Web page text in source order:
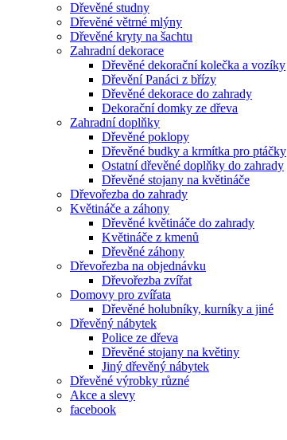
Dřevěné studny
Dřevěné větrné mlýny
Dřevěné kryty na šachtu
Zahradní dekorace
Dřevěné dekorační kolečka a vozíky
Dřevění Panáci z břízy
Dřevěné dekorace do zahrady
Dekorační domky ze dřeva
Zahradní doplňky
Dřevěné poklopy
Dřevěné budky a krmítka pro ptáčky
Ostatní dřevěné doplňky do zahrady
Dřevěné stojany na květináče
Dřevořezba do zahrady
Květináče a záhony
Dřevěné květináče do zahrady
Květináče z kmenů
Dřevěné záhony
Dřevořezba na objednávku
Dřevořezba zvířat
Domovy pro zvířata
Dřevěné holubníky, kurníky a jiné
Dřevěný nábytek
Police ze dřeva
Dřevěné stojany na květiny
Jiný dřevěný nábytek
Dřevěné výrobky různé
Akce a slevy
facebook